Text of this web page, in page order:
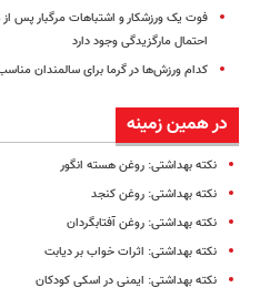
فوت یک ورزشکار و اشتباهات مرگبار پس از
احتمال مارگزیدگی وجود دارد
کدام ورزش‌ها در گرما برای سالمندان
در همین زمینه
نکته بهداشتی: روغن هسته انگور
نکته بهداشتی: روغن کنجد
نکته بهداشتی: روغن آفتابگردان
نکته بهداشتی: اثرات خواب بر دیابت
نکته بهداشتی: ایمنی در اسکی کودکان